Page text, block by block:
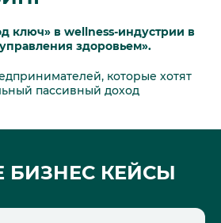
ключ» в wellness-индустрии в
здоровьем».
которые хотят
пассивный доход
КЕЙСЫ